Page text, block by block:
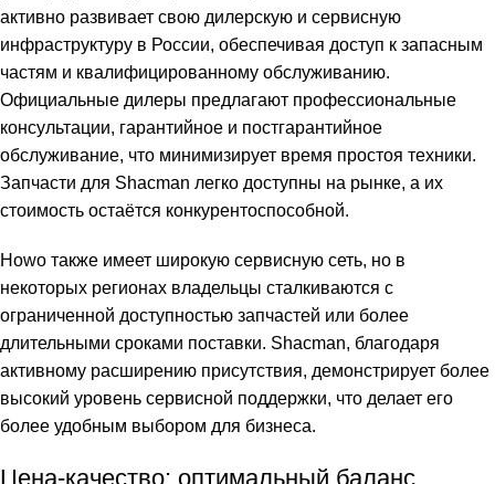
активно развивает свою дилерскую и сервисную
инфраструктуру в России, обеспечивая доступ к запасным
частям и квалифицированному обслуживанию.
Официальные дилеры предлагают профессиональные
консультации, гарантийное и постгарантийное
обслуживание, что минимизирует время простоя техники.
Запчасти для Shacman легко доступны на рынке, а их
стоимость остаётся конкурентоспособной.
Howo также имеет широкую сервисную сеть, но в
некоторых регионах владельцы сталкиваются с
ограниченной доступностью запчастей или более
длительными сроками поставки. Shacman, благодаря
активному расширению присутствия, демонстрирует более
высокий уровень сервисной поддержки, что делает его
более удобным выбором для бизнеса.
Цена-качество: оптимальный баланс